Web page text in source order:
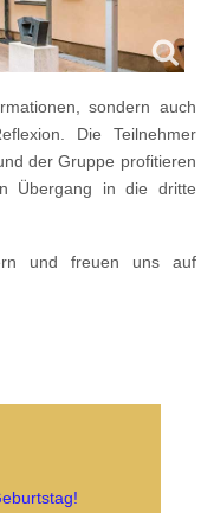
sondern auch
Die Teilnehmer
der Gruppe profitieren
Übergang in die dritte
und freuen uns auf